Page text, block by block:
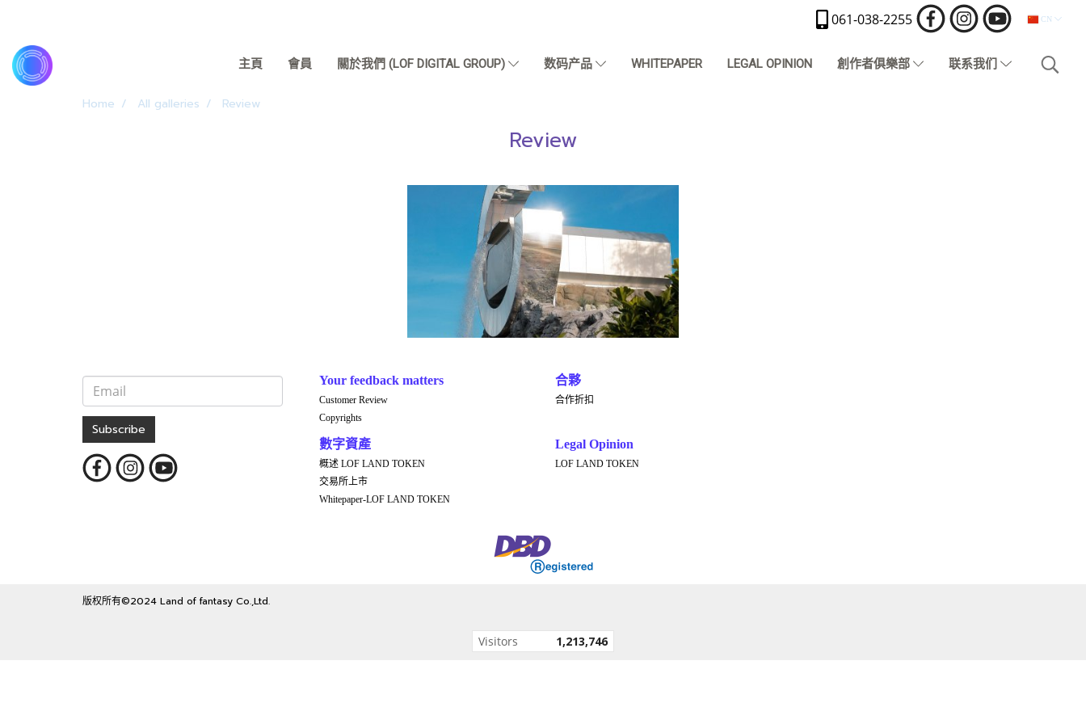
061-038-2255 CN
主頁 會員 關於我們 (LOF DIGITAL GROUP) 数码产品 WHITEPAPER LEGAL OPINION 創作者俱樂部 联系我们
Home All galleries Review
Review
Subscribe
Your feedback matters
Customer Review
Copyrights
合夥
合作折扣
數字資產
概述 LOF LAND TOKEN
交易所上市
Whitepaper-LOF LAND TOKEN
Legal Opinion
LOF LAND TOKEN
版权所有©2024 Land of fantasy Co.,Ltd.
Visitors 1,213,746